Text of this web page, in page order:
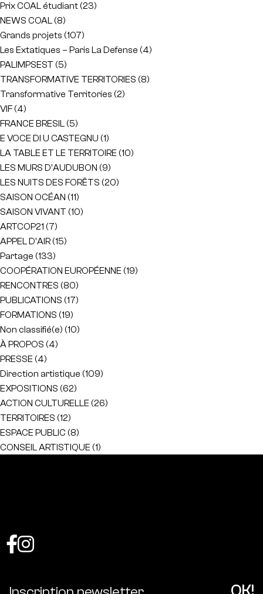
Prix COAL étudiant(23)
NEWS COAL(8)
Grands projets (107)
Les Extatiques – Paris La Defense (4)
PALIMPSEST (5)
TRANSFORMATIVE TERRITORIES (8)
Transformative Territories (2)
VIF(4)
FRANCE BRESIL(5)
E VOCE DI U CASTEGNU (1)
LA TABLE ET LE TERRITOIRE (10)
LES MURS D'AUDUBON (9)
LES NUITS DES FORÊTS (20)
SAISON OCÉAN (11)
SAISON VIVANT (10)
ARTCOP21 (7)
APPEL D'AIR(15)
Partage (133)
COOPÉRATION EUROPÉENNE (19)
RENCONTRES (80)
PUBLICATIONS (17)
FORMATIONS (19)
Non classifié(e) (10)
À PROPOS (4)
PRESSE (4)
Direction artistique (109)
EXPOSITIONS (62)
ACTION CULTURELLE (26)
TERRITOIRES (12)
ESPACE PUBLIC (8)
CONSEIL ARTISTIQUE (1)